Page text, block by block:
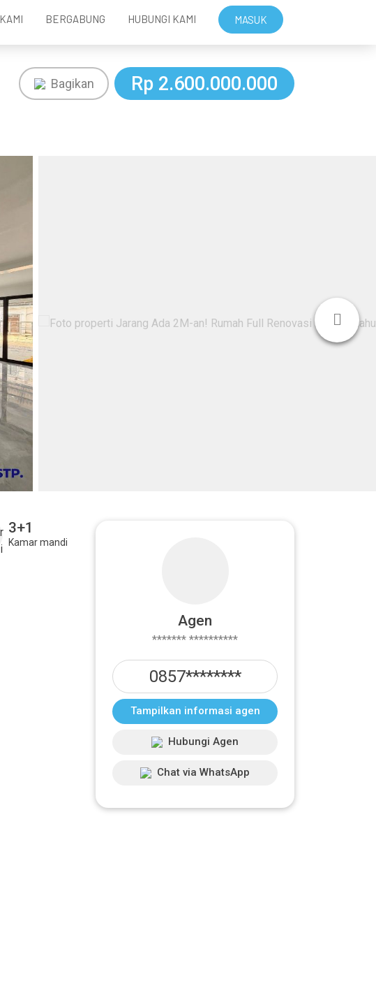
BERGABUNG HUBUNGI KAMI MASUK
Rp 2.600.000.000
Bagikan
3+1
Kamar mandi
Agen
******* **********
0857********
Tampilkan informasi agen
Hubungi Agen
Chat via WhatsApp